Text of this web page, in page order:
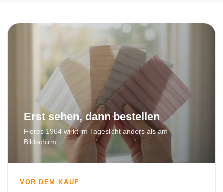
Erst sehen, dann bestellen
Flores 1964 wirkt im Tageslicht anders als am
Bildschirm.
VOR DEM KAUF